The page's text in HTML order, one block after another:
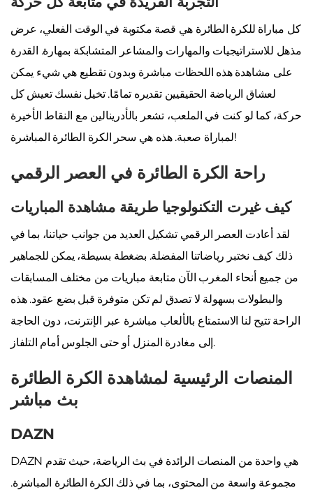
كل مباراة للكرة الطائرة هي قصة مكتوبة في الوقت الفعلي، عرض
مذهل للاستراتيجيات والمهارات والمشاعر المتشابكة بمهارة. القدرة
على مشاهدة هذه اللحظات مباشرة وبدون تقطيع هي شيء يمكن
لعشاق الرياضة الحقيقيين تقديره تمامًا. تخيل نفسك تعيش كل
حركة، كما لو كنت في الملعب، تشعر بالأدرينالين مع النقاط الأخيرة
لمباراة صعبة. هذه هي سحر الكرة الطائرة المباشرة!
راحة الكرة الطائرة في العصر الرقمي
كيف غيرت التكنولوجيا طريقة مشاهدة المباريات
لقد أعادت العصر الرقمي تشكيل العديد من جوانب حياتنا، بما في
ذلك كيف نختبر رياضاتنا المفضلة. بضغطة بسيطة، يمكن للجماهير
من جميع أنحاء المغرب الآن متابعة مباريات من مختلف المسابقات
والبطولات بسهولة لا تصدق لم تكن متوفرة قبل بضع عقود. هذه
الراحة تتيح لنا الاستمتاع بالألعاب مباشرة عبر الإنترنت، دون الحاجة
إلى مغادرة المنزل أو حتى الجلوس أمام التلفاز.
المنصات الرئيسية لمشاهدة الكرة الطائرة
بث مباشر
DAZN
DAZN هي واحدة من المنصات الرائدة في بث الرياضة، حيث تقدم
مجموعة واسعة من المحتوى، بما في ذلك الكرة الطائرة المباشرة.